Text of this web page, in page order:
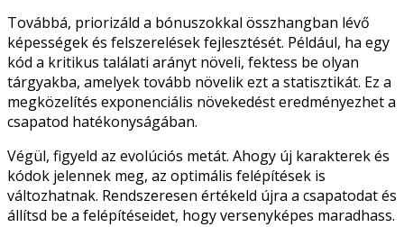
Továbbá, priorizáld a bónuszokkal összhangban lévő
képességek és felszerelések fejlesztését. Például, ha egy
kód a kritikus találati arányt növeli, fektess be olyan
tárgyakba, amelyek tovább növelik ezt a statisztikát. Ez a
megközelítés exponenciális növekedést eredményezhet a
csapatod hatékonyságában.
Végül, figyeld az evolúciós metát. Ahogy új karakterek és
kódok jelennek meg, az optimális felépítések is
változhatnak. Rendszeresen értékeld újra a csapatodat és
állítsd be a felépítéseidet, hogy versenyképes maradhass.